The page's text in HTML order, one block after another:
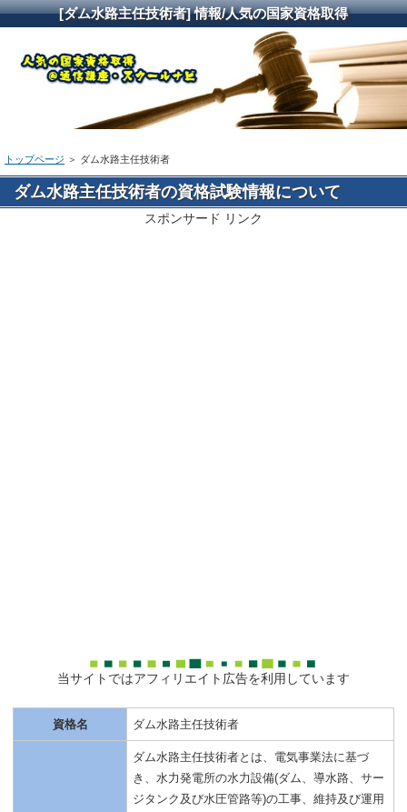
[ダム水路主任技術者] 情報/人気の国家資格取得
トップページ ＞ ダム水路主任技術者
ダム水路主任技術者の資格試験情報について
スポンサード リンク
当サイトではアフィリエイト広告を利用しています
資格名 ダム水路主任技術者
ダム水路主任技術者とは、電気事業法に基づ
き、水力発電所の水力設備(ダム、導水路、サー
ジタンク及び水圧管路等)の工事、維持及び運用